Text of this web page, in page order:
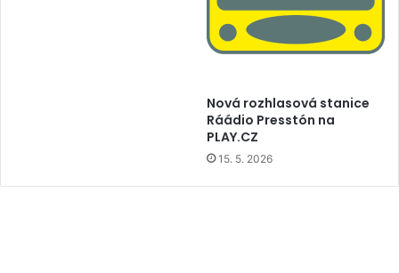
Nová rozhlasová stanice
Ráádio Presstón na
PLAY.CZ
15. 5. 2026